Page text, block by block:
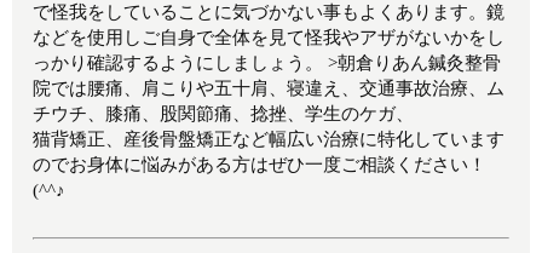
で怪我をしていることに気づかない事もよくあります。鏡
などを使用しご自身で全体を見て怪我やアザがないかをし
っかり確認するようにしましょう。 >朝倉りあん鍼灸整骨
院では腰痛、肩こりや五十肩、寝違え、交通事故治療、ム
チウチ、膝痛、股関節痛、捻挫、学生のケガ、
猫背矯正、産後骨盤矯正など幅広い治療に特化しています
のでお身体に悩みがある方はぜひ一度ご相談ください！
(^^♪